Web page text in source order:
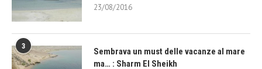
23/08/2016
3
Sembrava un must delle vacanze al mare
ma… : Sharm El Sheikh